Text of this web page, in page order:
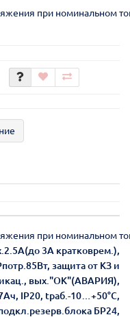
при номинальном
при номинальном
3А кратковрем.),
защита от КЗ и
вых."ОК"(АВАРИЯ),
IP20, tраб.-10…+50°С,
БР24,